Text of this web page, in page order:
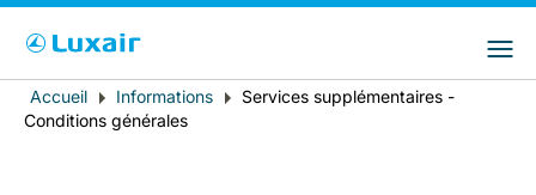
Pays de résidence Langue préférée
Fil
Accueil Informations
Services supplémentaires -
Conditions générales